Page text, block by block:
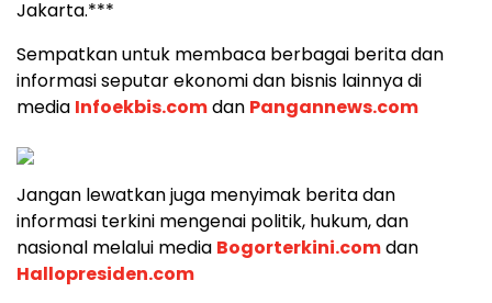
Jakarta.***
Sempatkan untuk membaca berbagai berita dan
informasi seputar ekonomi dan bisnis lainnya di
media Infoekbis.comdan Pangannews.com
Jangan lewatkan juga menyimak berita dan
informasi terkini mengenai politik, hukum, dan
nasional melalui media Bogorterkini.comdan
Hallopresiden.com